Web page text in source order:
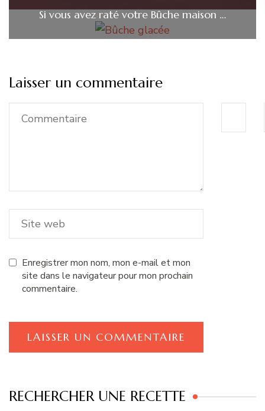
Si vous avez raté votre Bûche maison …
Laisser un commentaire
Enregistrer mon nom, mon e-mail et mon
site dans le navigateur pour mon prochain
commentaire.
RECHERCHER UNE RECETTE